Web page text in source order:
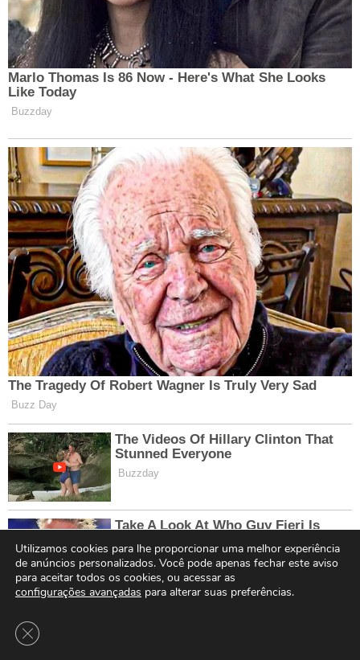
Utilizamos cookies para lhe proporcionar uma melhor experiência
de anúncios personalizados. Você pode apenas fechar este aviso
para aceitar todos os cookies, ou acessar as
configurações avançadas para alterar suas preferências.
Close GDPR Cookie Banner